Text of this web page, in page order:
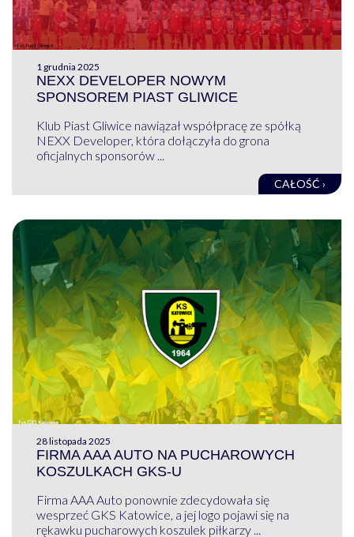
1 grudnia 2025
NEXX DEVELOPER NOWYM
SPONSOREM PIAST GLIWICE
Klub Piast Gliwice nawiązał współpracę ze spółką
NEXX Developer, która dołączyła do grona
oficjalnych sponsorów ...
CAŁOŚĆ ›
28 listopada 2025
FIRMA AAA AUTO NA PUCHAROWYCH
KOSZULKACH GKS-U
Firma AAA Auto ponownie zdecydowała się
wesprzeć GKS Katowice, a jej logo pojawi się na
rękawku pucharowych koszulek piłkarzy ...